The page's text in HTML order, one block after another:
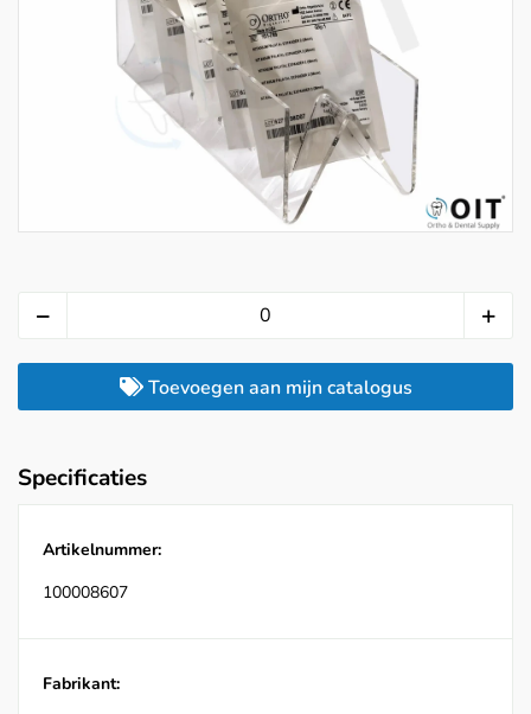
Toevoegen aan mijn catalogus
Specificaties
Artikelnummer:
100008607
Fabrikant: